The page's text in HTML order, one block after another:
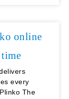
online
every
The